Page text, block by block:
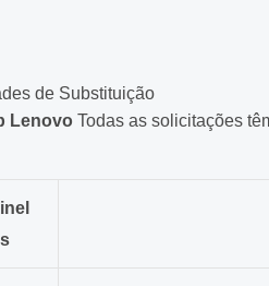
de Substituição
Lenovo Todas as solicitações